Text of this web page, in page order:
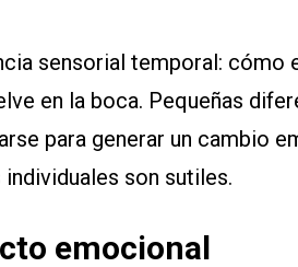
sensorial temporal: cómo
en la boca. Pequeñas
para generar un cambio
son sutiles.
emocional